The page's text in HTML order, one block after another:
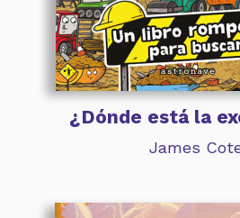
¿Dónde está la
James